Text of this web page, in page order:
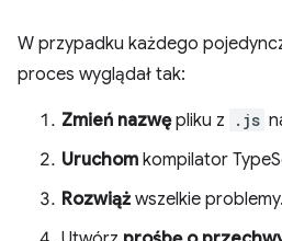
W przypadku każdego
proces wyglądał tak:
Zmień nazwępliku z .js
Uruchom kompilator
Rozwiąż wszelkie problemy.